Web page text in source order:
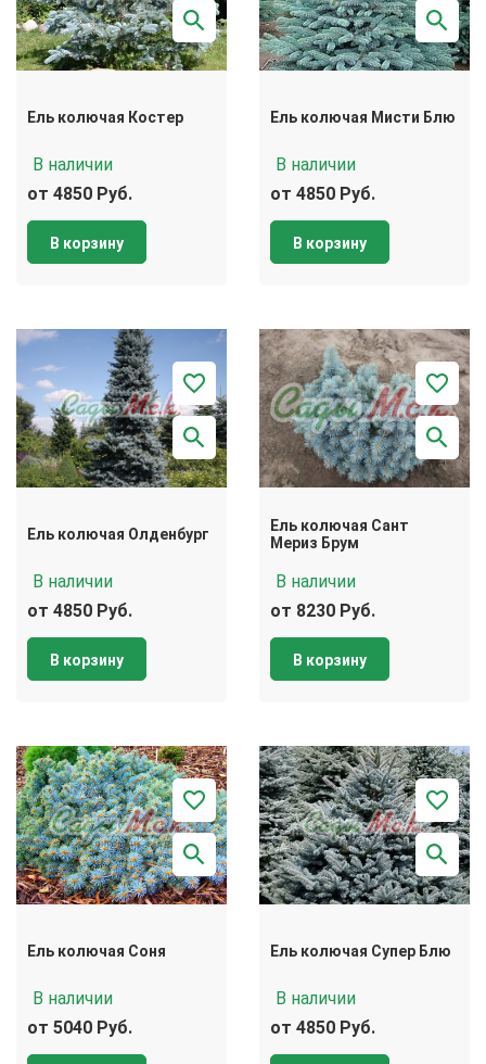
Ель колючая Костер
В наличии
от 4850 Руб.
В корзину
Ель колючая Мисти Блю
В наличии
от 4850 Руб.
В корзину
Ель колючая Олденбург
В наличии
от 4850 Руб.
В корзину
Ель колючая Сант
Мериз Брум
В наличии
от 8230 Руб.
В корзину
Ель колючая Соня
В наличии
от 5040 Руб.
Ель колючая Супер Блю
В наличии
от 4850 Руб.